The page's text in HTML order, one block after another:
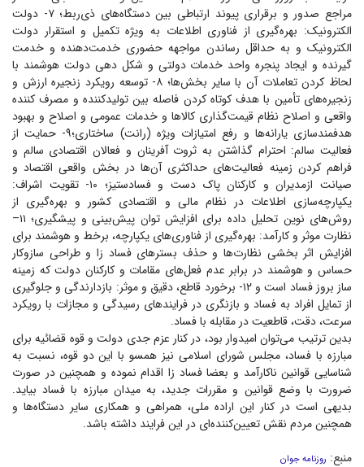
مراجع صدور و برقراری پیوند ارتباطی بین دستگاه‌های ذی‌ربط؛ ۷- دولت
الکترونیک: بهره‌گیری از فناوری اطلاعات به ویژه تکمیل و استقرار دولت
الکترونیک و به حداقل رساندن مواجهه حضوری خدمت‌دهنده و خدمت
گیرنده و ایجاد پنجره واحد خدمات دولتی و شکل دهی دولت هوشمند با
لحاظ کردن تعاملات آن با سایر بخش‌ها؛ ۸- توسعه رویکرد زنجیره ارزش و
زنجیره‌های تأمین با هدف کوتاه کردن فاصله بین تولید‌کننده و مصرف کننده
واقعی و اصلاح نظام قیمت‌گذاری کالا‌ها و خدمات عمومی و اصلاح و بهبود
هدفمند‌سازی یارانه‌ها و رفع امتیازات ویژه (رانت) ساختاری؛۹- حمایت از
فعالیت سالم: احترام گذاشتن به ثروت آفرینان و فعالان اقتصادی سالم و
فراهم کردن زمینه فعالیت‌های حداکثری آن‌ها در بخش واقعی اقتصاد و
صیانت ازمدیران و کارکنان پاک دست و فسادستیز؛ ۱۰- تقویت اشراف:
یکپارچه‌سازی اطلاعات در نظام مالی و اقتصادی کشور و بهره‌گیری از
روش‌های نوین تحلیل داده برای افزایش توان پیش‌بینی و پیشگیری؛ ۱۱–
نظارت موثر و کارآمد: بهره‌گیری از فناوری‌های یکپارچه، برخط و هوشمند برای
افزایش اثر بخشی نظارت‌ها و حذف بستر‌های فساد زا و طراحی سازوکار
حساس و هوشمند در برابر عدم فعل‌های مقامات و کارکنان دولت که زمینه
ساز بروز فساد است و ۱۲- برخورد قاطع، دقیق و موثر: بازدارندگی و جلوگیری
از تمایل افراد به فساد و بازنگری در فرایند‌های رسیدگی و مجازات با رویکرد
سرعت، دقت، قاطعیت در مقابله با فساد.
بدین ترتیب می‌توان امیدوار بود، در کنار عزم جدی دولت و قوه قضائیه برای
مبارزه با فساد، مجلس شورای اسلامی نیز همسو با این دو قوه، نسبت به
شناسایی قوانین ناکارآمد و بعضا فساد زا اقدام نموده و همچنین در صورت
ضرورت با وضع قوانین و مقررات جدید، به میدان مبارزه با فساد بیاید.
بدیهی است در کنار این اراده ملی، همراهی و همکاری سایر دستگاه‌ها و
همچنین مردم نقش تعیین‌کننده‌ای در این فرایند داشته باشد.
منبع: روزنامه جوان